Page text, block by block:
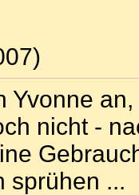
Yvonne
nicht -
sprühen ...